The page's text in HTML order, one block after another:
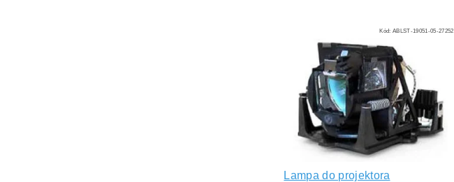
Kód:ABLST-19051-05-27252
Lampa do projektora